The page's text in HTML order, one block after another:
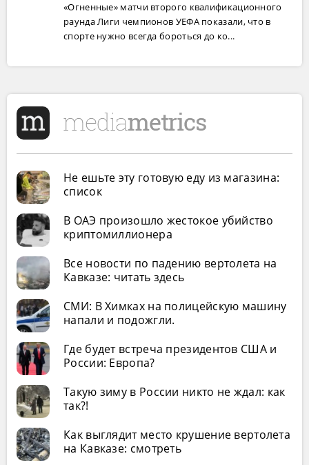
«Огненные» матчи второго квалификационного
раунда Лиги чемпионов УЕФА показали, что в
спорте нужно всегда бороться до ко...
Не ешьте эту готовую еду из магазина:
список
В ОАЭ произошло жестокое убийство
криптомиллионера
Все новости по падению вертолета на
Кавказе: читать здесь
СМИ: В Химках на полицейскую машину
напали и подожгли.
Где будет встреча президентов США и
России: Европа?
Такую зиму в России никто не ждал: как
так?!
Как выглядит место крушение вертолета
на Кавказе: смотреть